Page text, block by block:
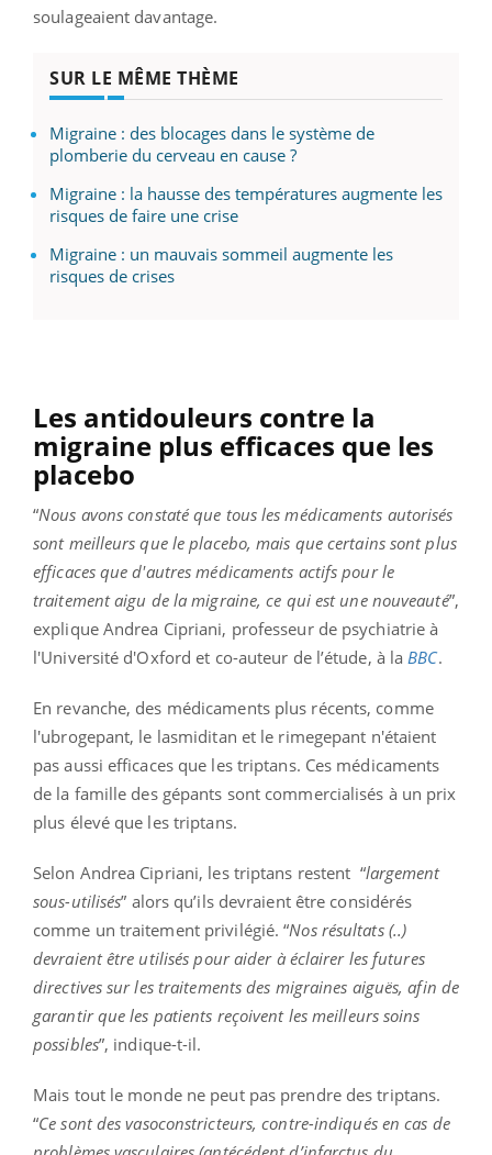
soulageaient davantage.
SUR LE MÊME THÈME
Migraine : des blocages dans le système de
plomberie du cerveau en cause ?
Migraine : la hausse des températures augmente les
risques de faire une crise
Migraine : un mauvais sommeil augmente les
risques de crises
Les antidouleurs contre la
migraine plus efficaces que les
placebo
“Nous avons constaté que tous les médicaments autorisés
sont meilleurs que le placebo, mais que certains sont plus
efficaces que d'autres médicaments actifs pour le
traitement aigu de la migraine, ce qui est une nouveauté”,
explique Andrea Cipriani, professeur de psychiatrie à
l'Université d'Oxford et co-auteur de l’étude, à la BBC.
En revanche, des médicaments plus récents, comme
l'ubrogepant, le lasmiditan et le rimegepant n'étaient
pas aussi efficaces que les triptans. Ces médicaments
de la famille des gépants sont commercialisés à un prix
plus élevé que les triptans.
Selon Andrea Cipriani, les triptans restent “largement
sous-utilisés” alors qu’ils devraient être considérés
comme un traitement privilégié. “Nos résultats (..)
devraient être utilisés pour aider à éclairer les futures
directives sur les traitements des migraines aiguës, afin de
garantir que les patients reçoivent les meilleurs soins
possibles”, indique-t-il.
Mais tout le monde ne peut pas prendre des triptans.
“Ce sont des vasoconstricteurs, contre-indiqués en cas de